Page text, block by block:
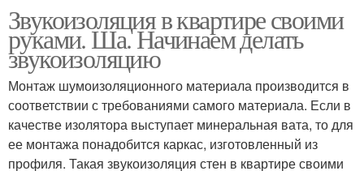
Звукоизоляция в квартире своими
руками. Ша. Начинаем делать
звукоизоляцию
Монтаж шумоизоляционного материала производится в
соответствии с требованиями самого материала. Если в
качестве изолятора выступает минеральная вата, то для
ее монтажа понадобится каркас, изготовленный из
профиля. Такая звукоизоляция стен в квартире своими